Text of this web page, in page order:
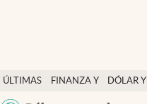
ÚLTIMAS
NOTICIAS
FINANZA Y
DÓLAR Y
Salud y nutrición